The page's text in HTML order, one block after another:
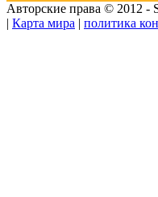
Авторские права © 2012 -
| Карта мира | политика